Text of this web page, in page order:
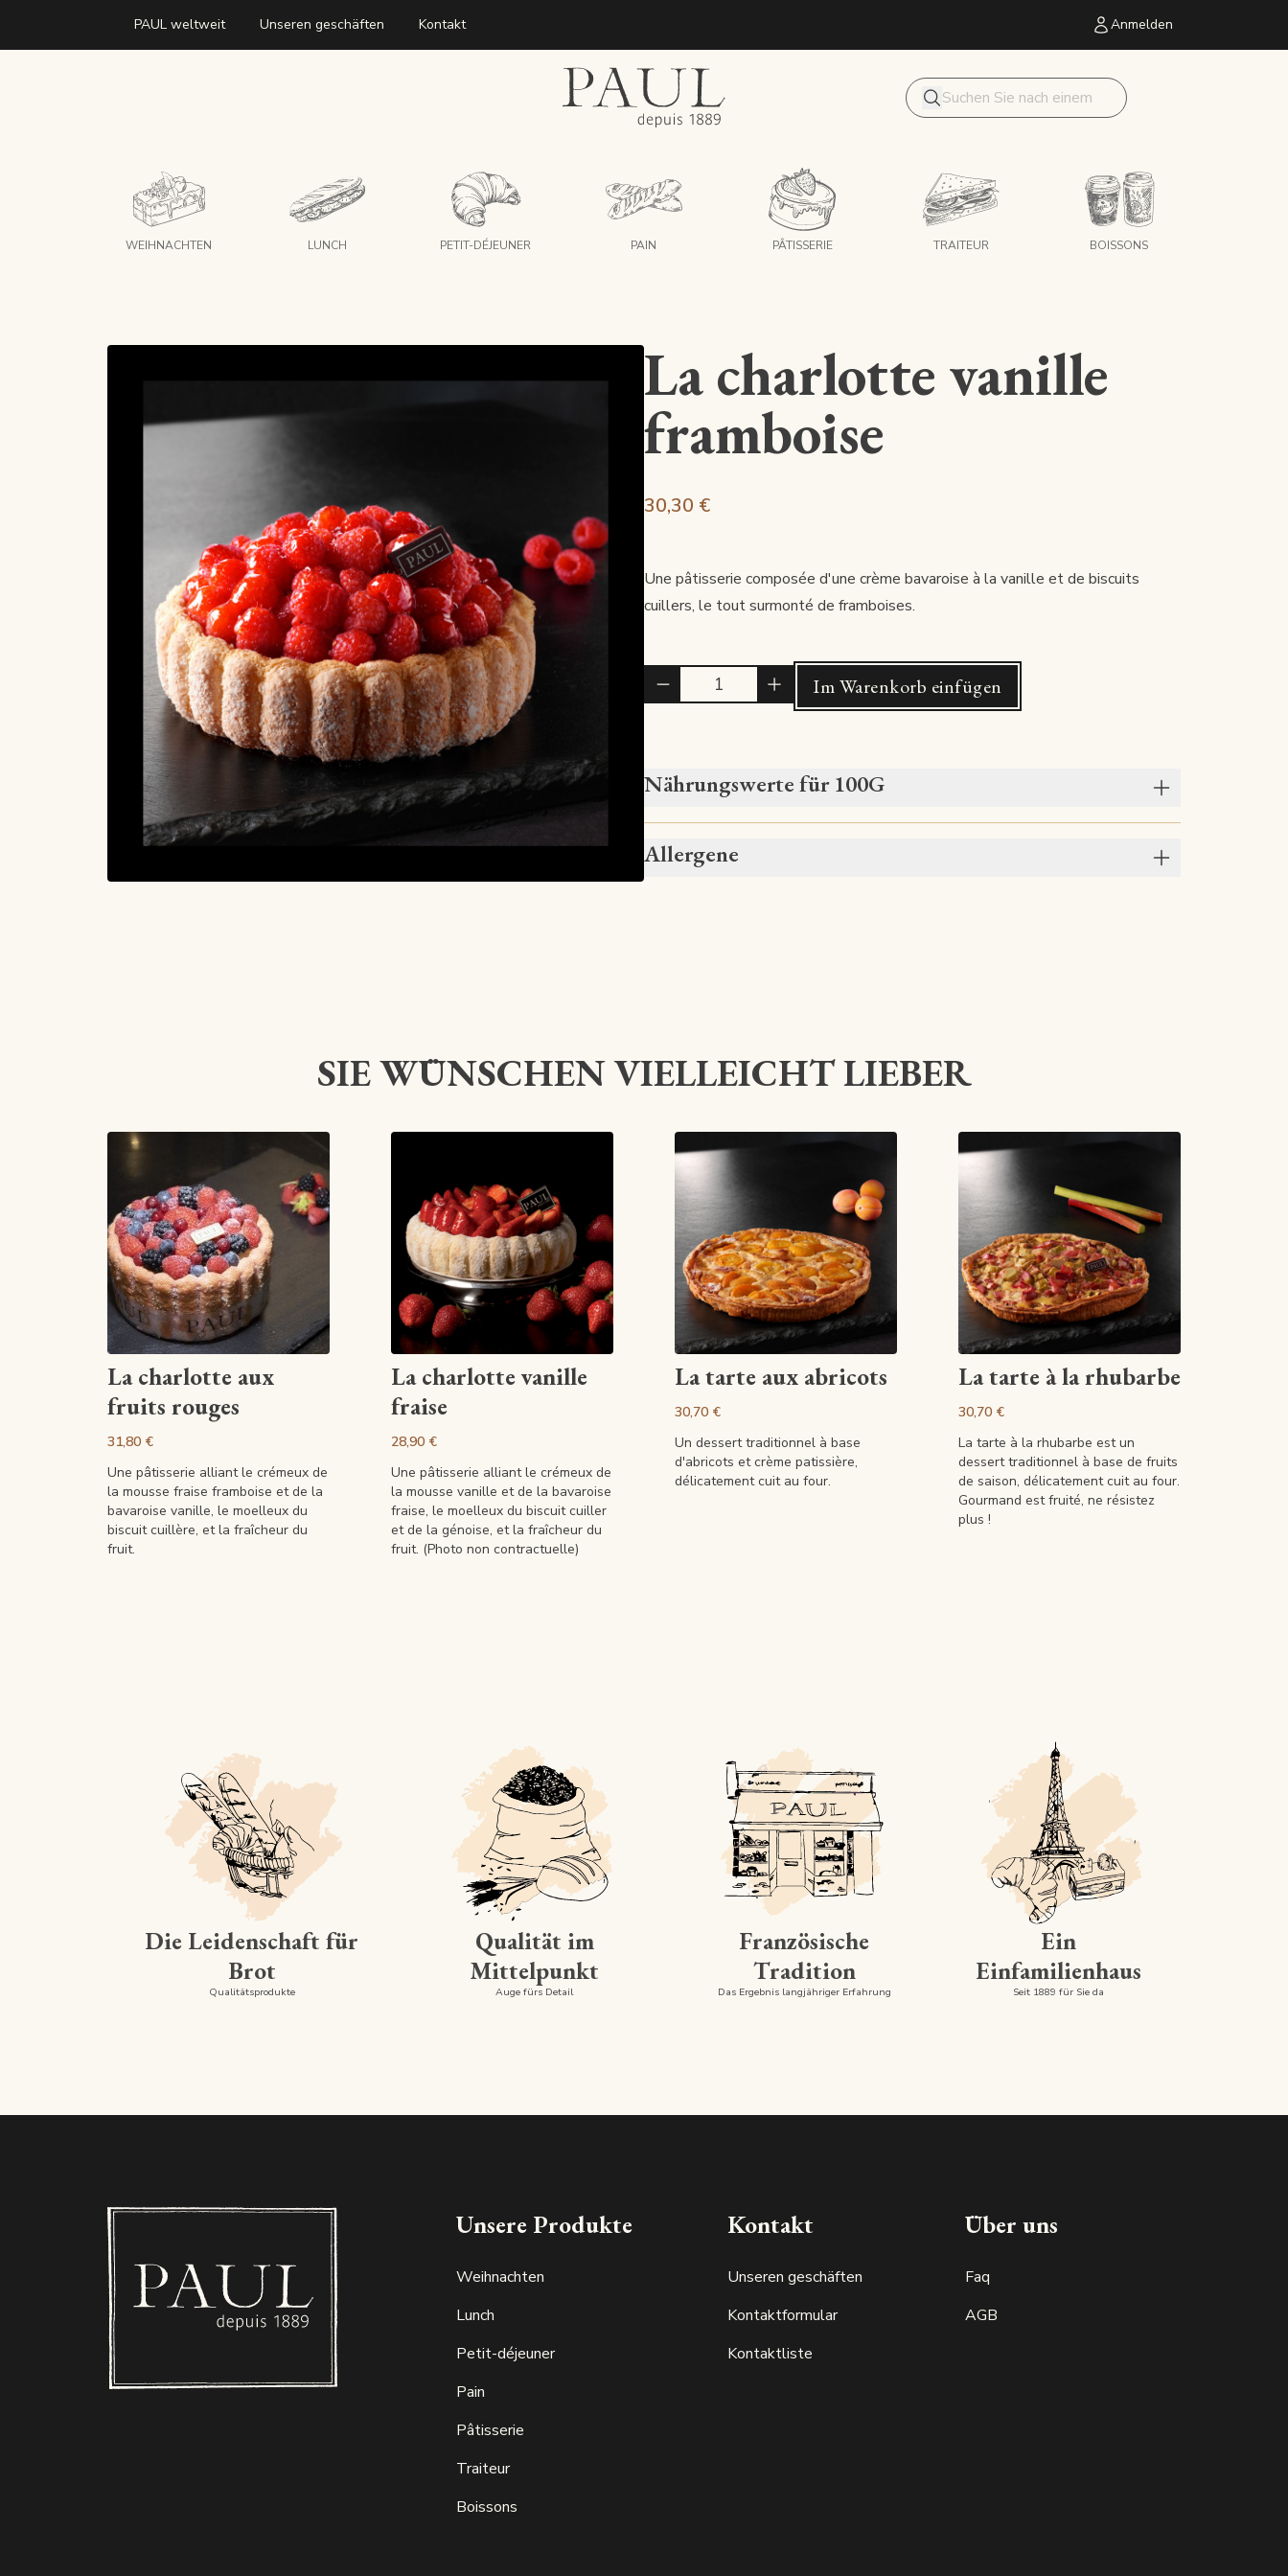
PAUL weltweit Unseren geschäften Kontakt Anmelden
Forschung
WEIHNACHTEN LUNCH PETIT-DÉJEUNER PAIN PÂTISSERIE TRAITEUR BOISSONS
La charlotte vanille
framboise
30,30 €
Une pâtisserie composée d'une crème bavaroise à la vanille et de biscuits
cuillers, le tout surmonté de framboises.
Im Warenkorb einfügen
Nährungswerte für 100G
Allergene
SIE WÜNSCHEN VIELLEICHT LIEBER
Artikel anzeigen
La charlotte aux
fruits rouges
31,80 €
Une pâtisserie alliant le crémeux de
la mousse fraise framboise et de la
bavaroise vanille, le moelleux du
biscuit cuillère, et la fraîcheur du
fruit.
Artikel anzeigen
La charlotte vanille
fraise
28,90 €
Une pâtisserie alliant le crémeux de
la mousse vanille et de la bavaroise
fraise, le moelleux du biscuit cuiller
et de la génoise, et la fraîcheur du
fruit. (Photo non contractuelle)
Artikel anzeigen
La tarte aux abricots
30,70 €
Un dessert traditionnel à base
d'abricots et crème patissière,
délicatement cuit au four.
Artikel anzeigen
La tarte à la rhubarbe
30,70 €
La tarte à la rhubarbe est un
dessert traditionnel à base de fruits
de saison, délicatement cuit au four.
Gourmand est fruité, ne résistez
plus !
Die Leidenschaft für
Brot
Qualitätsprodukte
Qualität im
Mittelpunkt
Auge fürs Detail
Französische
Tradition
Das Ergebnis langjähriger Erfahrung
Ein
Einfamilienhaus
Seit 1889 für Sie da
Boulangerie PAUL - Luxembourg Unsere Produkte
Weihnachten
Lunch
Petit-déjeuner
Pain
Pâtisserie
Traiteur
Boissons
Kontakt
Unseren geschäften
Kontaktformular
Kontaktliste
Über uns
Faq
AGB